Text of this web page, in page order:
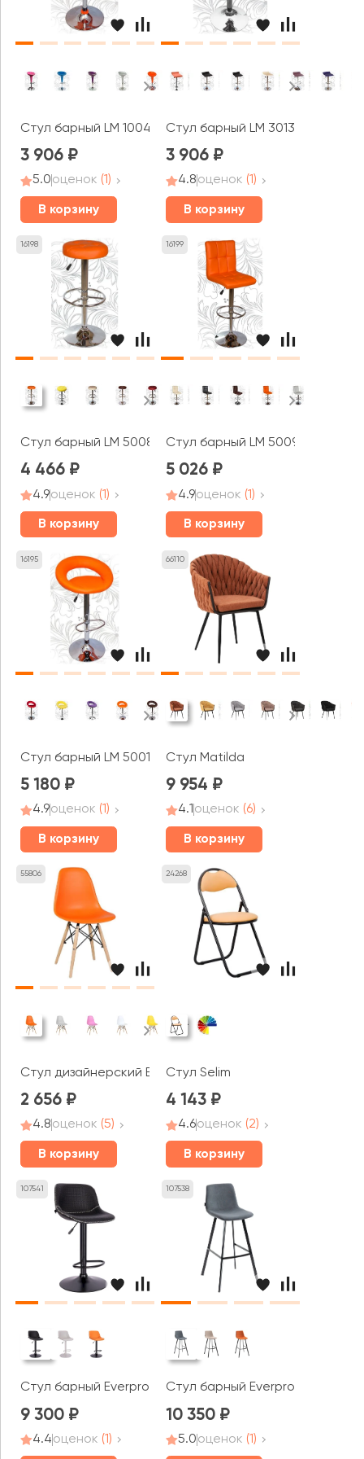
Стул барный LM 1004
3 906
5.0оценок (1)
В корзину
Стул барный LM 3013
3 906
4.8оценок (1)
В корзину
16198
Стул барный LM 5008
4 466
4.9оценок (1)
В корзину
16199
Стул барный LM 5009
5 026
4.9оценок (1)
В корзину
16195
Стул барный LM 5001
5 180
4.9оценок (1)
В корзину
66110
Стул Matilda
9 954
4.1оценок (6)
В корзину
55806
Стул дизайнерский Eames Dsw
2 656
4.8оценок (5)
В корзину
24268
Стул Selim
4 143
4.6оценок (2)
В корзину
107541
Стул барный Everprof Смайл / Smile
9 300
4.4оценок (1)
107538
Стул барный Everprof Сигнал /
10 350
5.0оценок (1)